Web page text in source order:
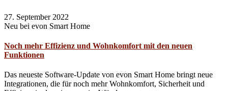
27. September 2022
Neu bei evon Smart Home
Noch mehr Effizienz und Wohnkomfort mit den neuen
Funktionen
Das neueste Software-Update von evon Smart Home bringt neue
Integrationen, die für noch mehr Wohnkomfort, Sicherheit und